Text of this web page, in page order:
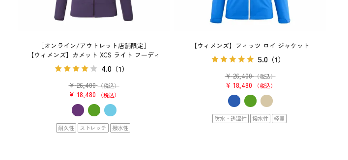
［オンライン/アウトレット店舗限定］
【ウィメンズ】カメット XCS ライト フーディ
4.0 （1）
¥ 26,400 （税込）
¥ 18,480 税込
耐久性 ストレッチ 撥水性
【ウィメンズ】フィッツ ロイ ジャケット
5.0（1）
¥ 26,400 （税込）
¥ 18,480 税込
防水・透湿性 撥水性 軽量